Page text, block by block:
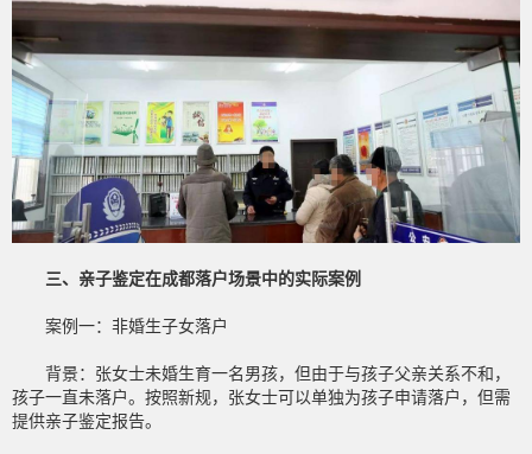
三、亲子鉴定在成都落户场景中的实际案例
案例一：非婚生子女落户
背景：张女士未婚生育一名男孩，但由于与孩子父亲关系不和，
孩子一直未落户。按照新规，张女士可以单独为孩子申请落户，但需
提供亲子鉴定报告。